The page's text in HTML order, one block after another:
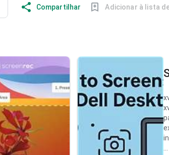
Compartilhar Adicionar à lista